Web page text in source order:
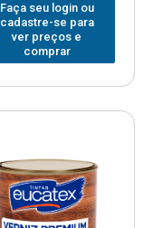
Faça seu login ou
cadastre-se para
ver preços e
comprar